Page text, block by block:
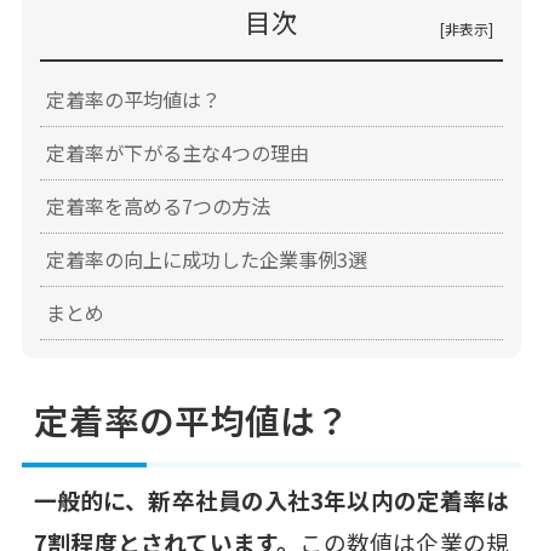
目次
定着率の平均値は？
定着率が下がる主な4つの理由
定着率を高める7つの方法
定着率の向上に成功した企業事例3選
まとめ
定着率の平均値は？
一般的に、新卒社員の入社3年以内の定着率は
7割程度とされています。 この数値は企業の規